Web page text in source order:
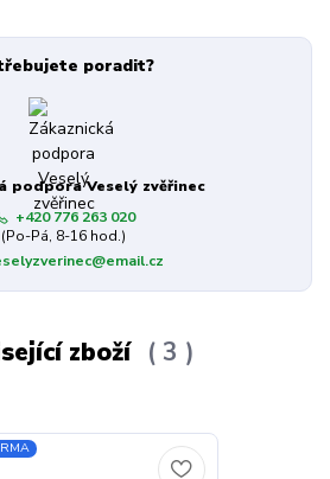
poradit?
podpora Veselý zvěřinec
+420 776 263 020
(Po-Pá, 8-16 hod.)
zboží 3